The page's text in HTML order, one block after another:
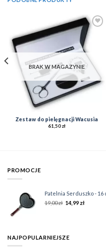
Add to
Wishlist
BRAK W MAGAZYNIE
Zestaw do pielęgnacji Wacusia
61,50zł
PROMOCJE
Patelnia Serduszko - 16
19,00zł 14,99 zł
NAJPOPULARNIEJSZE